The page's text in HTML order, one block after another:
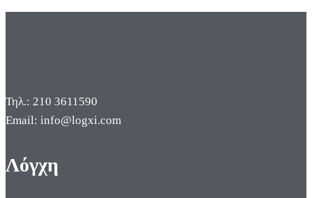
Τηλ.: 210 3611590
Email: info@logxi.com
Λόγχη